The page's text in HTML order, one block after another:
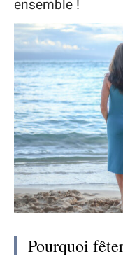
ensemble !
Pourquoi